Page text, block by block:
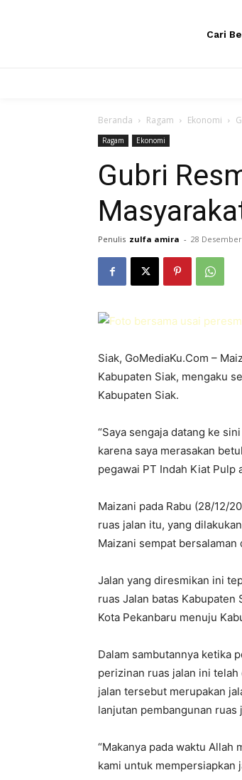
Cari
Beranda Ragam Ekonomi
Ragam Ekonomi
Gubri
Penulis zulfa amira - 28
Siak, GoMediaKu.Com –
Kabupaten Siak, mengaku
Kabupaten Siak.
“Saya sengaja datang ke
karena saya merasakan
pegawai PT Indah Kiat Pulp
Maizani pada Rabu (28/12/
ruas jalan itu, yang
Maizani sempat
Jalan yang diresmikan ini
ruas Jalan batas Kabupaten
Kota Pekanbaru menuju
Dalam sambutannya ketika
perizinan ruas jalan ini
jalan tersebut merupakan
lanjutan pembangunan ruas
“Makanya pada waktu
kami untuk mempersiapkan